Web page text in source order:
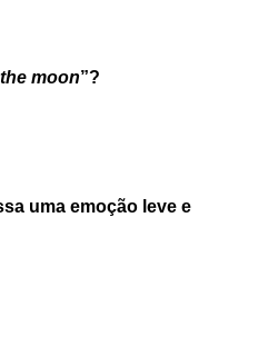
moon”?
uma emoção leve e